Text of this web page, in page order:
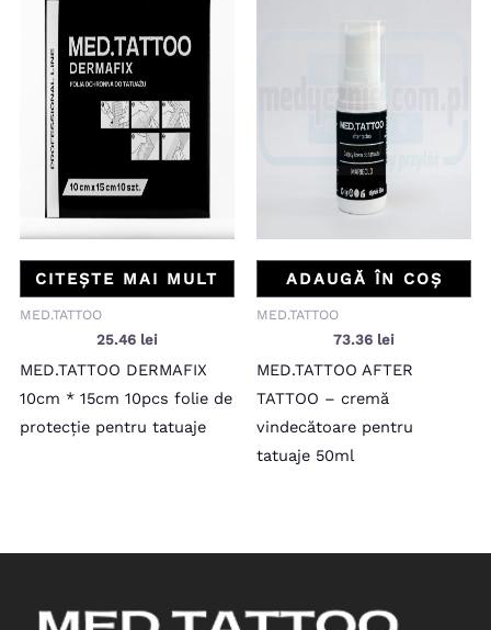
CITEȘTE MAI MULT
MED.TATTOO
25.46 lei
MED.TATTOO DERMAFIX
10cm * 15cm 10pcs folie de
protecție pentru tatuaje
ADAUGĂ ÎN COȘ
MED.TATTOO
73.36 lei
MED.TATTOO AFTER
TATTOO – cremă
vindecătoare pentru
tatuaje 50ml